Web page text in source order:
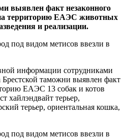
выявлен факт незаконного
территорию ЕАЭС животных
и реализации.
информации сотрудниками
Брестской таможни выявлен факт
ЕАЭС 13 собак и котов
хайлэндвайт терьер,
терьер, ориентальная кошка,